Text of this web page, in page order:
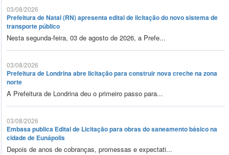
03/08/2026
Prefeitura de Natal (RN) apresenta edital de licitação do novo sistema de
transporte público
Nesta segunda-feira, 03 de agosto de 2026, a Prefe...
03/08/2026
Prefeitura de Londrina abre licitação para construir nova creche na zona
norte
A Prefeitura de Londrina deu o primeiro passo para...
03/08/2026
Embasa publica Edital de Licitação para obras do saneamento básico na
cidade de Eunápolis
Depois de anos de cobranças, promessas e expectati...